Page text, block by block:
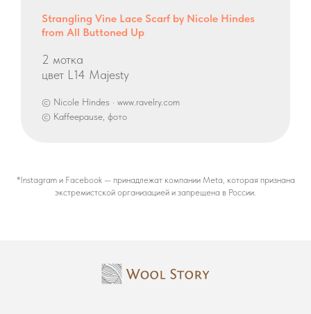
Strangling Vine Lace Scarf by Nicole Hindes
from All Buttoned Up
2 мотка
цвет L14 Majesty
© Nicole Hindes · www.ravelry.com
© Kaffeepause, фото
*Instagram и Facebook — принадлежат компании Meta, которая признана
экстремистской организацией и запрещена в России.